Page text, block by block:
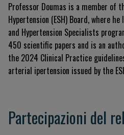
Professor Doumas is a member of
Hypertension (ESH) Board, where
and Hypertension Specialists
450 scientific papers and is an
the 2024 Clinical Practice
arterial ipertension issued by the
Partecipazioni del